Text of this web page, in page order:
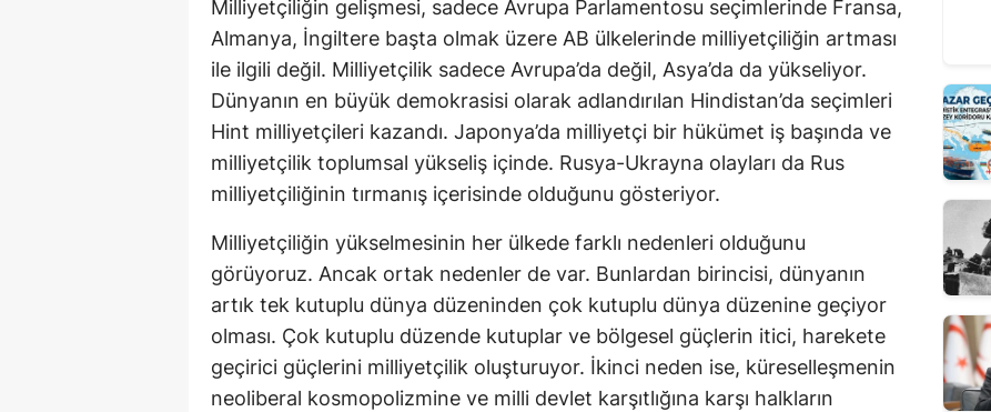
Milliyetçiliğin gelişmesi, sadece Avrupa Parlamentosu seçimlerinde Fransa,
Almanya, İngiltere başta olmak üzere AB ülkelerinde milliyetçiliğin artması
ile ilgili değil. Milliyetçilik sadece Avrupa’da değil, Asya’da da yükseliyor.
Dünyanın en büyük demokrasisi olarak adlandırılan Hindistan’da seçimleri
Hint milliyetçileri kazandı. Japonya’da milliyetçi bir hükümet iş başında ve
milliyetçilik toplumsal yükseliş içinde. Rusya-Ukrayna olayları da Rus
milliyetçiliğinin tırmanış içerisinde olduğunu gösteriyor.
Milliyetçiliğin yükselmesinin her ülkede farklı nedenleri olduğunu
görüyoruz. Ancak ortak nedenler de var. Bunlardan birincisi, dünyanın
artık tek kutuplu dünya düzeninden çok kutuplu dünya düzenine geçiyor
olması. Çok kutuplu düzende kutuplar ve bölgesel güçlerin itici, harekete
geçirici güçlerini milliyetçilik oluşturuyor. İkinci neden ise, küreselleşmenin
neoliberal kosmopolizmine ve milli devlet karşıtlığına karşı halkların